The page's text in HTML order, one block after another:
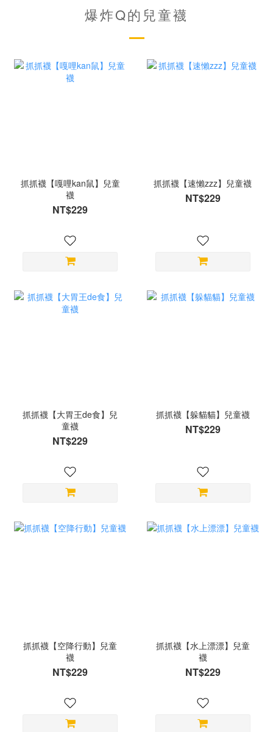
爆炸Q的兒童襪
抓抓襪【嘎哩kan鼠】兒童
襪
NT$229
抓抓襪【速懶zzz】兒童襪
NT$229
抓抓襪【大胃王de食】兒
童襪
NT$229
抓抓襪【躲貓貓】兒童襪
NT$229
抓抓襪【空降行動】兒童
襪
NT$229
抓抓襪【水上漂漂】兒童
襪
NT$229